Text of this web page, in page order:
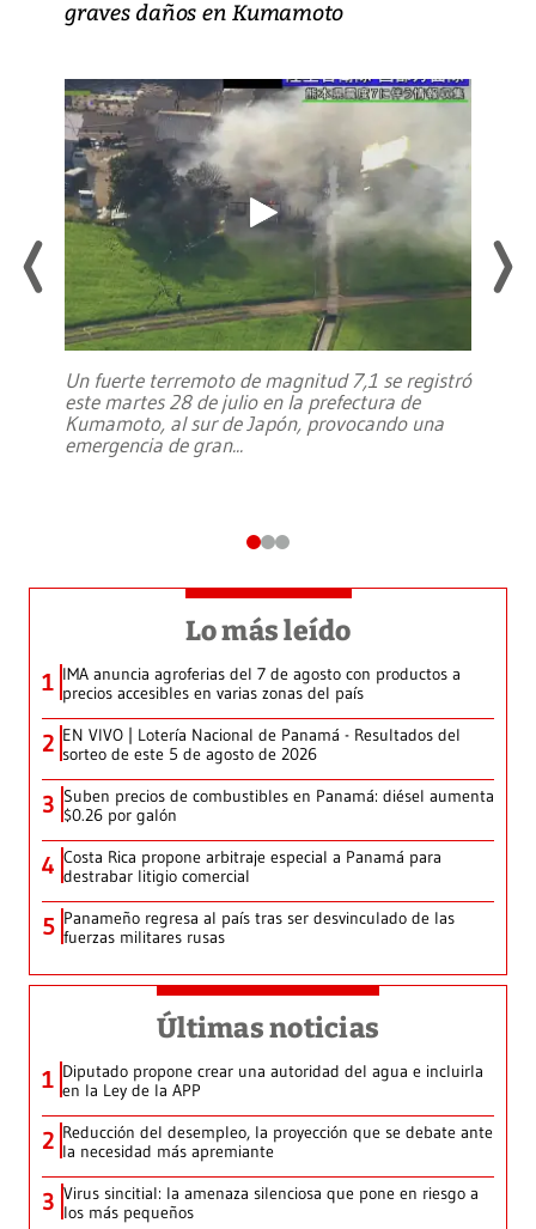
graves daños en Kumamoto
Un fuerte terremoto de magnitud 7,1 se registró
este martes 28 de julio en la prefectura de
Kumamoto, al sur de Japón, provocando una
emergencia de gran...
Lo más leído
1 IMA anuncia agroferias del 7 de agosto con productos a
precios accesibles en varias zonas del país
2 EN VIVO | Lotería Nacional de Panamá - Resultados del
sorteo de este 5 de agosto de 2026
3 Suben precios de combustibles en Panamá: diésel aumenta
$0.26 por galón
4 Costa Rica propone arbitraje especial a Panamá para
destrabar litigio comercial
5 Panameño regresa al país tras ser desvinculado de las
fuerzas militares rusas
Últimas noticias
1 Diputado propone crear una autoridad del agua e incluirla
en la Ley de la APP
2 Reducción del desempleo, la proyección que se debate ante
la necesidad más apremiante
3 Virus sincitial: la amenaza silenciosa que pone en riesgo a
los más pequeños